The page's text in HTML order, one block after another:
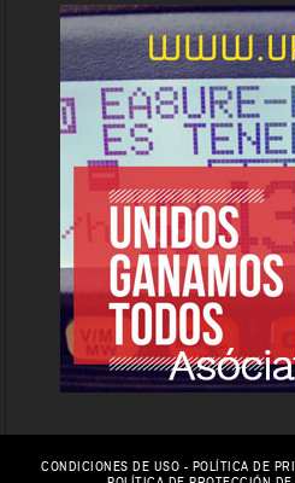
CONDICIONES DE USO - POLÍTICA DE